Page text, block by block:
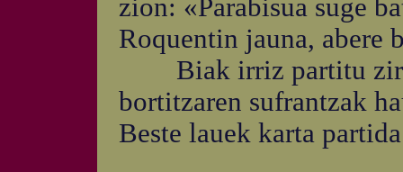
zion: «Parabisua suge
Roquentin jauna, abere
Biak irriz partitu
bortitzaren sufrantzak
Beste lauek karta